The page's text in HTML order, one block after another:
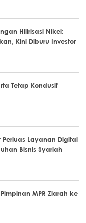
Hilirisasi Nikel:
Kini Diburu Investor
Tetap Kondusif
Perluas Layanan Digital
Bisnis Syariah
MPR Ziarah ke